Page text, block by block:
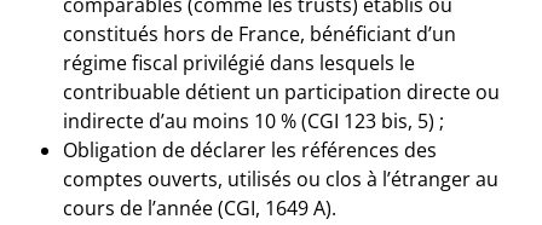
constitués hors de France, bénéficiant d’un
régime fiscal privilégié dans lesquels le
contribuable détient un participation directe ou
indirecte d’au moins 10 % (CGI 123 bis, 5) ;
Obligation de déclarer les références des
comptes ouverts, utilisés ou clos à l’étranger au
cours de l’année (CGI, 1649 A).